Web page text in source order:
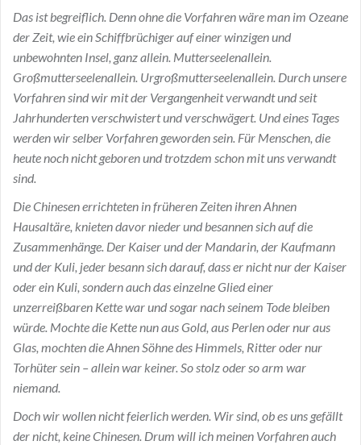
Das ist begreiflich. Denn ohne die Vorfahren wäre man im Ozeane
der Zeit, wie ein Schiffbrüchiger auf einer winzigen und
unbewohnten Insel, ganz allein. Mutterseelenallein.
Großmutterseelenallein. Urgroßmutterseelenallein. Durch unsere
Vorfahren sind wir mit der Vergangenheit verwandt und seit
Jahrhunderten verschwistert und verschwägert. Und eines Tages
werden wir selber Vorfahren geworden sein. Für Menschen, die
heute noch nicht geboren und trotzdem schon mit uns verwandt
sind.
Die Chinesen errichteten in früheren Zeiten ihren Ahnen
Hausaltäre, knieten davor nieder und besannen sich auf die
Zusammenhänge. Der Kaiser und der Mandarin, der Kaufmann
und der Kuli, jeder besann sich darauf, dass er nicht nur der Kaiser
oder ein Kuli, sondern auch das einzelne Glied einer
unzerreißbaren Kette war und sogar nach seinem Tode bleiben
würde. Mochte die Kette nun aus Gold, aus Perlen oder nur aus
Glas, mochten die Ahnen Söhne des Himmels, Ritter oder nur
Torhüter sein – allein war keiner. So stolz oder so arm war
niemand.
Doch wir wollen nicht feierlich werden. Wir sind, ob es uns gefällt
der nicht, keine Chinesen. Drum will ich meinen Vorfahren auch